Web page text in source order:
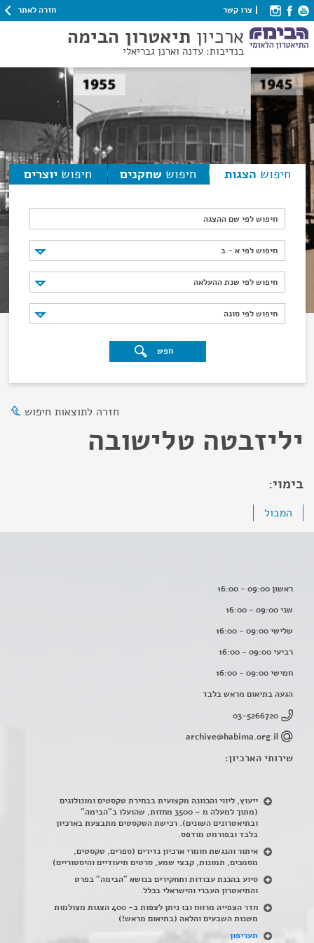
צרו קשר חזרה לאתר
ארכיון תיאטרון הבימה
בנדיבות: עדנה וארנן גבריאלי
חיפוש הצגות חיפוש שחקנים חיפוש יוצרים
חיפוש לפי שם ההצגה
חיפוש לפי א - ב
חיפוש לפי א - ב
חיפוש לפי שנת ההעלאה
חיפוש לפי שנת ההעלאה
חיפוש לפי סוגה
חיפוש לפי סוגה
חפש
חזרה לתוצאות חיפוש
יליזבטה טלישובה
בימוי:
המבול
ראשון 09:00 - 16:00
שני 09:00 - 16:00
שלישי 09:00 - 16:00
רביעי 09:00 - 16:00
חמישי 09:00 - 16:00
הגעה בתיאום מראש בלבד
03-5266720
archive@habima.org.il
שירותי הארכיון:
ייעוץ, ליווי והכוונה מקצועית בבחירת טקסטים ומונולוגים
(מתוך למעלה מ – 3500 מחזות, שהועלו ב"הבימה"
ובתיאטרונים השונים). רכישת הטקסטים מתבצעת בארכיון
בלבד ובפורמט מודפס.
איתור והנגשת חומרי ארכיון נדירים (ספרים, טקסטים,
מסמכים, תמונות, קבצי שמע, סרטים תיעודיים והיסטוריים)
סיוע בהכנת עבודות ותחקירים בנושא "הבימה" בפרט
והתיאטרון העברי והישראלי בכלל.
חדר הצפייה מרווח ובו ניתן לצפות ב- 400 הצגות מצולמות
משנות השבעים והלאה (בתיאום מראש!)
תעריפון